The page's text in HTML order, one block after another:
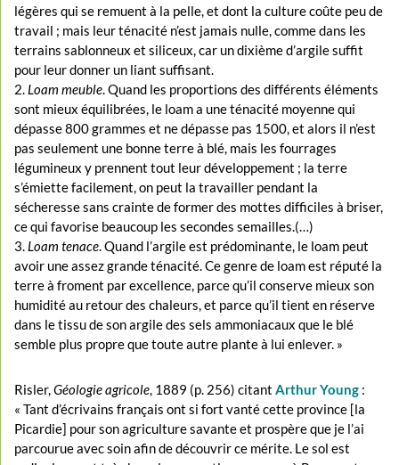
légères qui se remuent à la pelle, et dont la culture coûte peu de
travail ; mais leur ténacité n’est jamais nulle, comme dans les
terrains sablonneux et siliceux, car un dixième d’argile suffit
pour leur donner un liant suffisant.
2. Loam meuble . Quand les proportions des différents éléments
sont mieux équilibrées, le loam a une ténacité moyenne qui
dépasse 800 grammes et ne dépasse pas 1500, et alors il n’est
pas seulement une bonne terre à blé, mais les fourrages
légumineux y prennent tout leur développement ; la terre
s’émiette facilement, on peut la travailler pendant la
sécheresse sans crainte de former des mottes difficiles à briser,
ce qui favorise beaucoup les secondes semailles.(…)
3. Loam tenace . Quand l’argile est prédominante, le loam peut
avoir une assez grande ténacité. Ce genre de loam est réputé la
terre à froment par excellence, parce qu’il conserve mieux son
humidité au retour des chaleurs, et parce qu’il tient en réserve
dans le tissu de son argile des sels ammoniacaux que le blé
semble plus propre que toute autre plante à lui enlever. »
Risler,Géologie agricole, 1889 (p. 256) citantArthur Young :
« Tant d’écrivains français ont si fort vanté cette province [la
Picardie] pour son agriculture savante et prospère que je l’ai
parcourue avec soin afin de découvrir ce mérite. Le sol est